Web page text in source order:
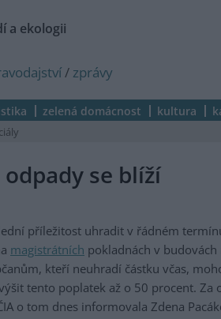
a ekologii
/ zprávy
zelená domácnost kultura
se blíží
příležitost uhradit v řádném
magistrátních pokladnách v budovách
kteří neuhradí částku včas,
tento poplatek až o 50 procent. Za
o tom dnes informovala Zdena